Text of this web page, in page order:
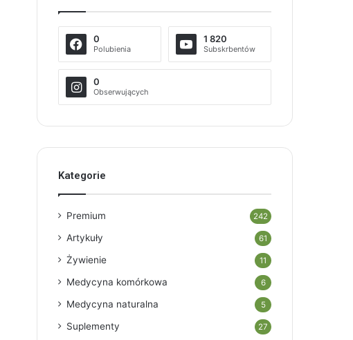
0
Polubienia
1 820
Subskrbentów
0
Obserwujących
Kategorie
Premium 242
Artykuły 61
Żywienie 11
Medycyna komórkowa 6
Medycyna naturalna 5
Suplementy 27